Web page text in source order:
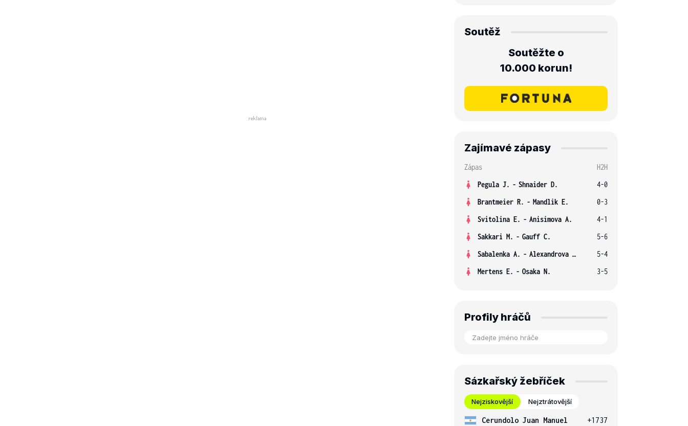
Soutěž
Soutěžte o
10.000 korun!
Zajímavé zápasy
Zápas
H2H
Pegula J. - Shnaider D.
4-0
Brantmeier R. - Mandlik E.
0-3
Svitolina E. - Anisimova A.
4-1
Sakkari M. - Gauff C.
5-6
Sabalenka A. - Alexandrova E.
5-4
Mertens E. - Osaka N. 3-5
Profily hráčů
Sázkařský žebříček
Nejziskovější Nejztrátovější
Cerundolo Juan Manuel
+1737